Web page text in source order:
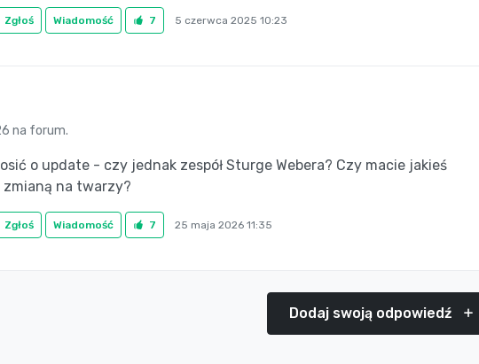
Zgłoś Wiadomość 7 5 czerwca 2025 10:23
na forum.
o update - czy jednak zespół Sturge Webera? Czy macie jakieś
zmianą na twarzy?
Zgłoś Wiadomość 7 25 maja 2026 11:35
Dodaj swoją odpowiedź